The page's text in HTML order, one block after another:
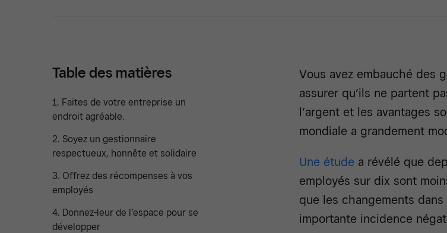
Table des matières
1. Faites de votre entreprise un
endroit agréable.
2. Soyez un gestionnaire
respectueux, honnête et solidaire
3. Offrez des récompenses à vos
employés
4. Donnez-leur de l’espace pour se
développer
Vous avez embauché des
assurer qu’ils ne partent
l’argent et les avantages
mondiale a grandement
Une étude a révélé que
employés sur dix sont
que les changements
importante incidence